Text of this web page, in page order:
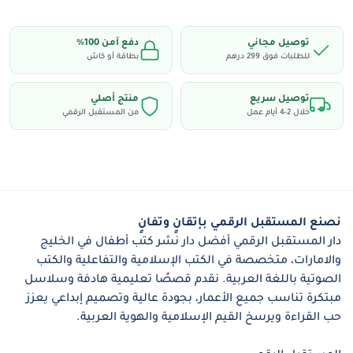
الشكر على نعم الله – يُعلّم الامتنان والتقدير للنِّعَم
الصلاة مفتاح السعادة– يُظهر أثر الصلاة في راحة
النفس
– يُربّي على الصبر وضبط
حياته
الإيمان بالملائكة – يُعرّف بالملائكة ودورهم في الكون
الجنّة ثواب المؤمن
– يُحفّز العمل الصالح طمعًا في
الجنة
توصيل مجاني
للطلبات فوق 299 درهم
دفع آمن 100٪
بطاقة أو كاش
توصيل سريع
خلال 2-4 أيام عمل
منتج أصلي
من المستقبل الرقمي
نصنع المستقبل الرقمي بإتقانٍ وتفانٍ
دار المستقبل الرقمي أفضل دار نشر كتب أطفال في الخليج
والامارات، متخصصة في الكتب الإسلامية والتفاعلية والكتب
الصوتية باللغة العربية. نقدم قصصًا تعليمية هادفة وسلاسل
مبتكرة تناسب جميع الأعمار، بجودة عالية وتصميم إبداعي يعزز
حب القراءة ويرسخ القيم الإسلامية والهوية العربية.